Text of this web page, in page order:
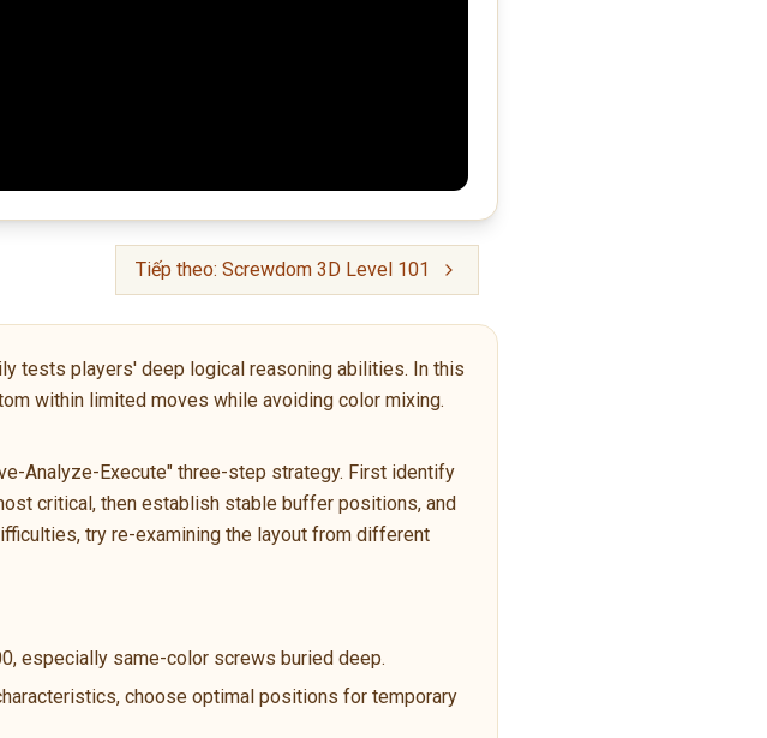
Tiếp theo: Screwdom 3D Level 101
tests players' deep logical reasoning abilities. In this
within limited moves while avoiding color mixing.
Analyze-Execute" three-step strategy. First identify
critical, then establish stable buffer positions, and
try re-examining the layout from different
especially same-color screws buried deep.
choose optimal positions for temporary